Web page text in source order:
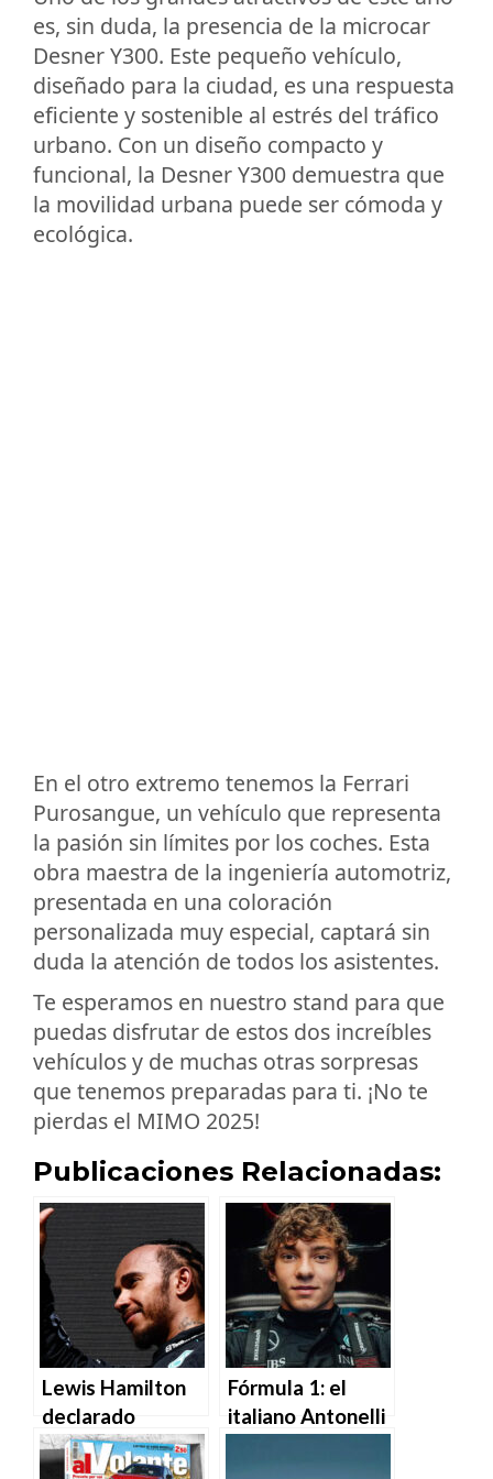
es, sin duda, la presencia de la microcar
Desner Y300. Este pequeño vehículo,
diseñado para la ciudad, es una respuesta
eficiente y sostenible al estrés del tráfico
urbano. Con un diseño compacto y
funcional, la Desner Y300 demuestra que
la movilidad urbana puede ser cómoda y
ecológica.
En el otro extremo tenemos la Ferrari
Purosangue, un vehículo que representa
la pasión sin límites por los coches. Esta
obra maestra de la ingeniería automotriz,
presentada en una coloración
personalizada muy especial, captará sin
duda la atención de todos los asistentes.
Te esperamos en nuestro stand para que
puedas disfrutar de estos dos increíbles
vehículos y de muchas otras sorpresas
que tenemos preparadas para ti. ¡No te
pierdas el MIMO 2025!
Publicaciones Relacionadas:
Lewis Hamilton
declarado
ganador del GP
de Bélgica de F1
Fórmula 1: el
italiano Antonelli